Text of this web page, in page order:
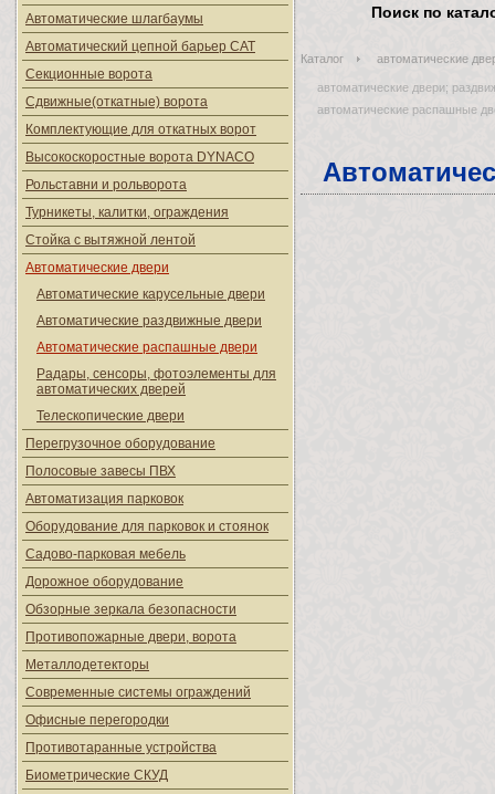
Автоматические шлагбаумы
Автоматический цепной барьер CAT
Секционные ворота
Сдвижные(откатные) ворота
Комплектующие для откатных ворот
Высокоскоростные ворота DYNACO
Рольставни и рольворота
Турникеты, калитки, ограждения
Стойка с вытяжной лентой
Автоматические двери
Автоматические карусельные двери
Автоматические раздвижные двери
Автоматические распашные двери
Радары, сенсоры, фотоэлементы для
автоматических дверей
Телескопические двери
Перегрузочное оборудование
Полосовые завесы ПВХ
Автоматизация парковок
Оборудование для парковок и стоянок
Садово-парковая мебель
Дорожное оборудование
Обзорные зеркала безопасности
Противопожарные двери, ворота
Металлодетекторы
Современные системы ограждений
Офисные перегородки
Противотаранные устройства
Биометрические СКУД
Поиск по
Каталог автоматические
автоматические двери;
автоматические распашные